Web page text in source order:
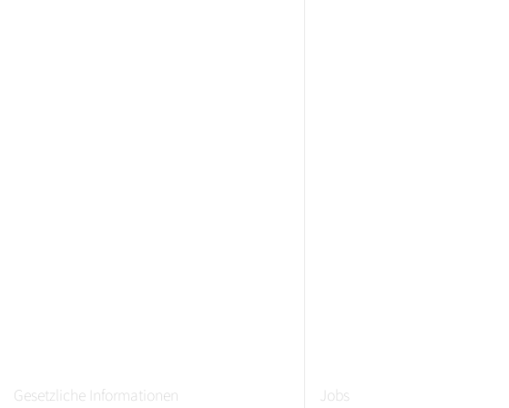
Gesetzliche Informationen Jobs